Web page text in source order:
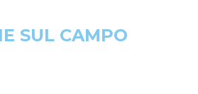
SUL CAMPO